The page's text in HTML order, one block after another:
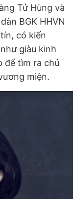
Tử Hùng và
BGK HHVN
có kiến
giàu kinh
để tìm ra chủ
miện.